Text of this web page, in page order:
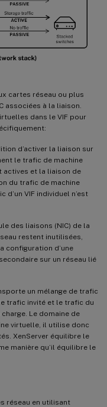
cartes réseau ou plus
associées à la liaison.
dans le VIF pour
d’activer la liaison sur
le trafic de machine
actives et la liaison de
du trafic de machine
VIF individuel n’est
des liaisons (NIC) de la
restent inutilisées,
configuration d’une
sur un réseau lié
un mélange de trafic
trafic invité et le trafic du
Le domaine de
virtuelle, il utilise donc
XenServer équilibre le
manière qu’il équilibre le
réseau en utilisant